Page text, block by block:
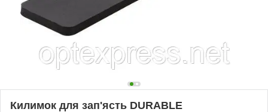
Килимок для зап'ясть DURABLE